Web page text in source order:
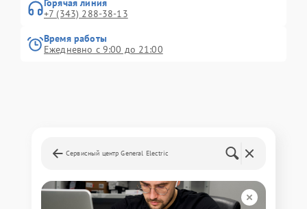
Горячая линия
+7 (343) 288-38-13
Время работы
Ежедневно с 9:00 до 21:00
Сервисный центр General Electric